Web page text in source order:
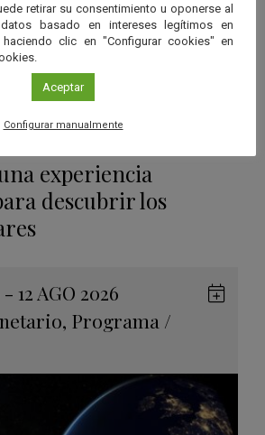
experiencia
descubrir los
12 AGO 2026
, Programa /
retirar su consentimiento u oponerse al
basado en intereses legítimos en
haciendo clic en "Configurar cookies" en
Aceptar
Configurar manualmente